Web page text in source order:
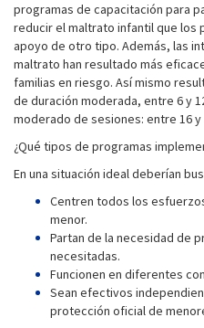
programas de capacitación para
reducir el maltrato infantil que los
apoyo de otro tipo. Además, las
maltrato han resultado más
familias en riesgo. Así mismo
de duración moderada, entre 6 y
moderado de sesiones: entre 16 y
¿Qué tipos de programas
En una situación ideal deberían
Centren todos los
menor.
Partan de la necesidad de
necesitadas.
Funcionen en diferentes
Sean efectivos
protección oficial de